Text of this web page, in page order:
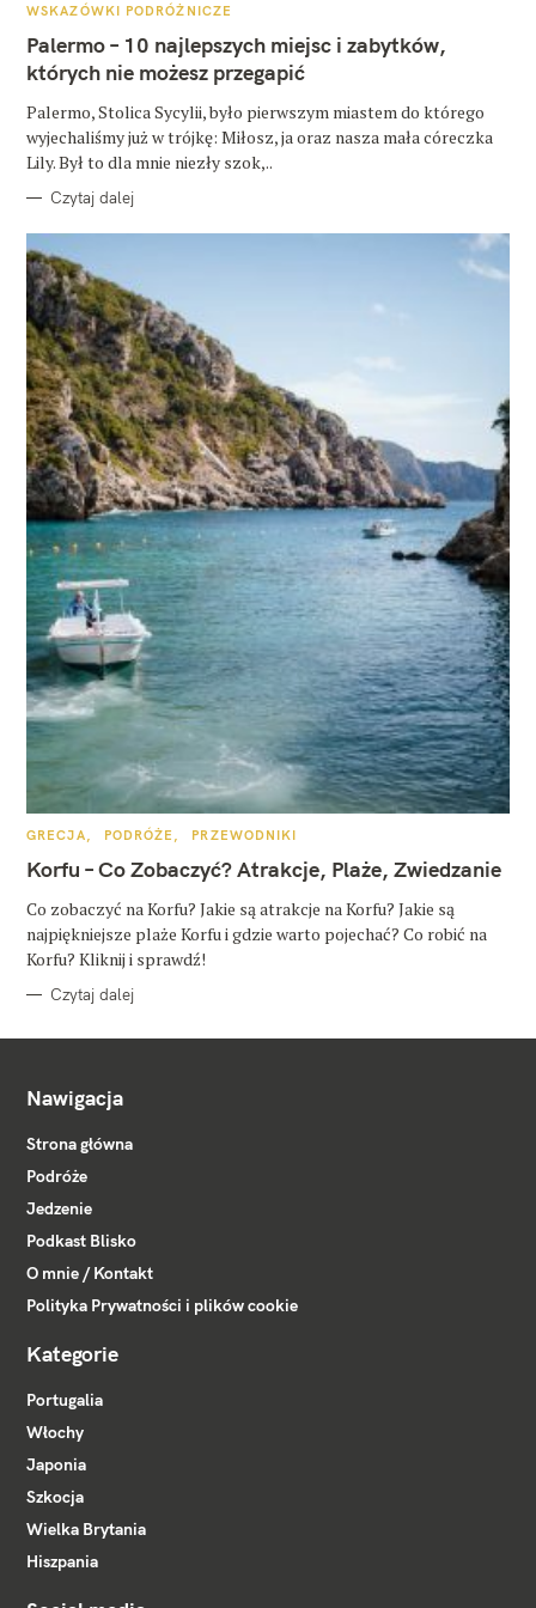
T
G
R
WSKAZÓWKI PODRÓŻNICZE
Palermo – 10 najlepszych miejsc i zabytków,
których nie możesz przegapić
Palermo, Stolica Sycylii, było pierwszym miastem do którego
wyjechaliśmy już w trójkę: Miłosz, ja oraz nasza mała córeczka
Lily. Był to dla mnie niezły szok,..
Czytaj dalej
K
T
E
O
R
I
GRECJA PODRÓŻE PRZEWODNIKI
Korfu – Co Zobaczyć? Atrakcje, Plaże, Zwiedzanie
Co zobaczyć na Korfu? Jakie są atrakcje na Korfu? Jakie są
najpiękniejsze plaże Korfu i gdzie warto pojechać? Co robić na
Korfu? Kliknij i sprawdź!
Czytaj dalej
Nawigacja
Strona główna
Podróże
Jedzenie
Podkast Blisko
O mnie / Kontakt
Polityka Prywatności i plików cookie
Kategorie
Portugalia
Włochy
Japonia
Szkocja
Wielka Brytania
Hiszpania